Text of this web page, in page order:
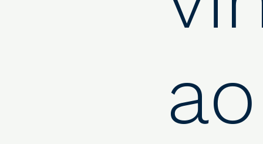
ao